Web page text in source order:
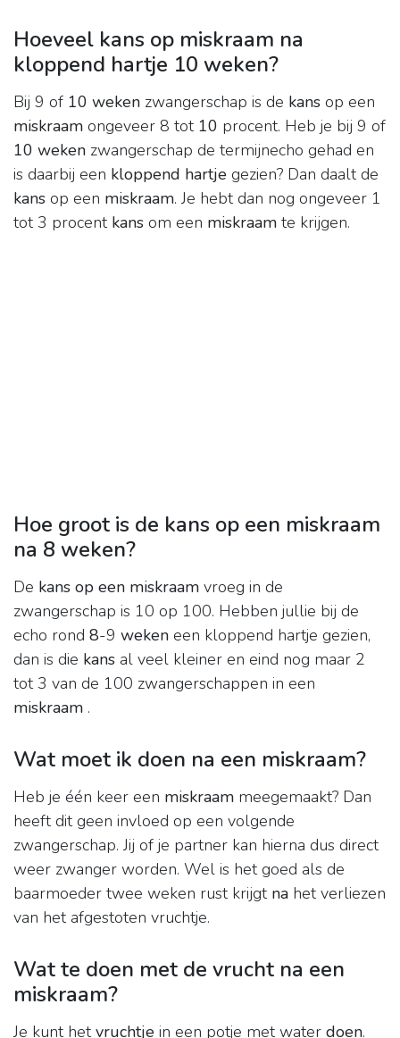
Hoeveel kans op miskraam na
kloppend hartje 10 weken?
Bij 9 of 10 weken zwangerschap is de kans op een
miskraam ongeveer 8 tot 10 procent. Heb je bij 9 of
10 weken zwangerschap de termijnecho gehad en
is daarbij een kloppend hartje gezien? Dan daalt de
kans op een miskraam. Je hebt dan nog ongeveer 1
tot 3 procent kans om een miskraam te krijgen.
Hoe groot is de kans op een miskraam
na 8 weken?
De kans op een miskraam vroeg in de
zwangerschap is 10 op 100. Hebben jullie bij de
echo rond 8-9 weken een kloppend hartje gezien,
dan is die kans al veel kleiner en eind nog maar 2
tot 3 van de 100 zwangerschappen in een
miskraam .
Wat moet ik doen na een miskraam?
Heb je één keer een miskraam meegemaakt? Dan
heeft dit geen invloed op een volgende
zwangerschap. Jij of je partner kan hierna dus direct
weer zwanger worden. Wel is het goed als de
baarmoeder twee weken rust krijgt na het verliezen
van het afgestoten vruchtje.
Wat te doen met de vrucht na een
miskraam?
Je kunt hetvruchtje in een potje met water doen.